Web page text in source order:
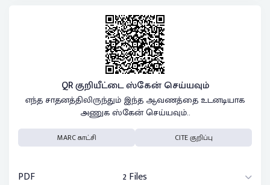
QR குறியீட்டை ஸ்கேன் செய்யவும்
எந்த சாதனத்திலிருந்தும் இந்த ஆவணத்தை உடனடியாக
அணுக ஸ்கேன் செய்யவும்..
MARC காட்சி CITE குறிப்பு
PDF
2 Files